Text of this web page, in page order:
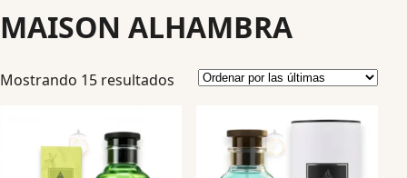
MAISON ALHAMBRA
Mostrando 15 resultados